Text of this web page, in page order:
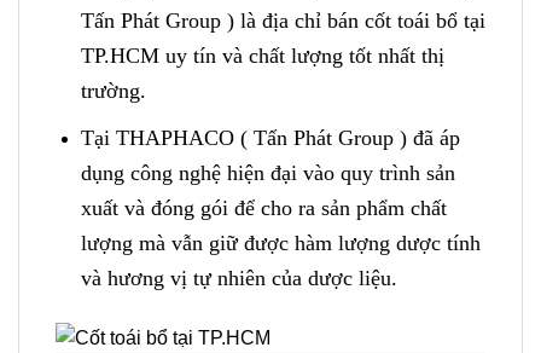
Tấn Phát Group ) là địa chỉ bán cốt toái bổ tại
TP.HCM uy tín và chất lượng tốt nhất thị
trường.
Tại THAPHACO ( Tấn Phát Group ) đã áp
dụng công nghệ hiện đại vào quy trình sản
xuất và đóng gói để cho ra sản phẩm chất
lượng mà vẫn giữ được hàm lượng dược tính
và hương vị tự nhiên của dược liệu.